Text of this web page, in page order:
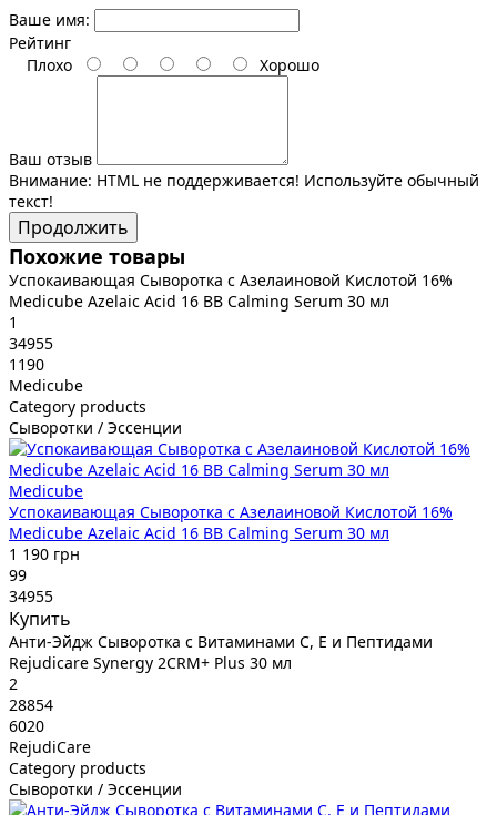
Ваше имя:
Рейтинг
Плохо
Хорошо
Ваш отзыв
Внимание: HTML не поддерживается! Используйте обычный
текст!
Продолжить
Похожие товары
Успокаивающая Сыворотка с Азелаиновой Кислотой 16%
Medicube Azelaic Acid 16 BB Calming Serum 30 мл
1
34955
1190
Medicube
Category products
Сыворотки / Эссенции
Medicube
Успокаивающая Сыворотка с Азелаиновой Кислотой 16%
Medicube Azelaic Acid 16 BB Calming Serum 30 мл
1 190 грн
99
34955
Купить
Анти-Эйдж Сыворотка с Витаминами C, E и Пептидами
Rejudicare Synergy 2CRM+ Plus 30 мл
2
28854
6020
RejudiCare
Category products
Сыворотки / Эссенции